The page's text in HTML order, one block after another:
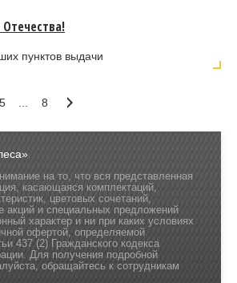
пунктов выдачи
5 8
на то, что вся представленная
касающаяся комплектаций,
цветовых сочетаний,
акций и специальных предложений
характер и ни при каких условиях
офертой, определяемой
437 (2) Гражданского кодекса
Для получения подробной
обращайтесь к сотрудникам